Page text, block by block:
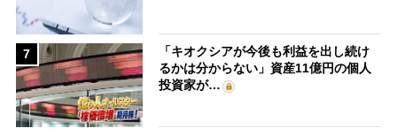
7
「キオクシアが今後も利益を出し続け
るかは分からない」資産11億円の個人
投資家が…